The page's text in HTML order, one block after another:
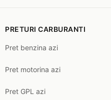
PRETURI CARBURANTI
Pret benzina azi
Pret motorina azi
Pret GPL azi